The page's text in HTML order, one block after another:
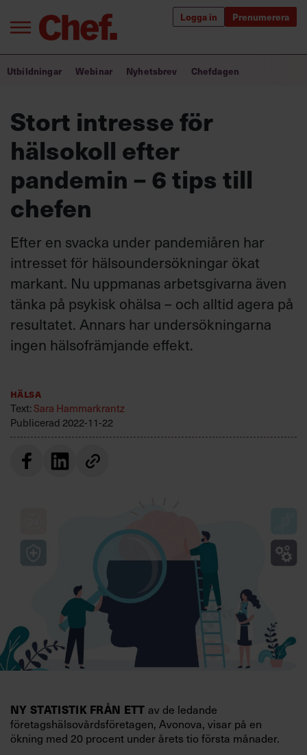
Logga in Prenumerera
Prenumerera
Annonsera
Om oss
Kontakta oss
Kundservice
Villkor och policy för
personuppgiftsbehandling
Bra ledare förändrar världen
Utbildning för ledare
Chefakademin+
Populära utbildningar
Utbildningar Webinar Nyhetsbrev Chefdagen
Stort intresse för
hälsokoll efter
pandemin – 6 tips till
chefen
Efter en svacka under pandemiåren har
intresset för hälsoundersökningar ökat
markant. Nu uppmanas arbetsgivarna även
tänka på psykisk ohälsa – och alltid agera på
resultatet. Annars har undersökningarna
ingen hälsofrämjande effekt.
Hälsa
Text: Sara Hammarkrantz
Publicerad 2022-11-22
NY STATISTIK FRÅN ETTav de ledande
företagshälsovårdsföretagen, Avonova, visar på en
ökning med 20 procent under årets tio första månader.